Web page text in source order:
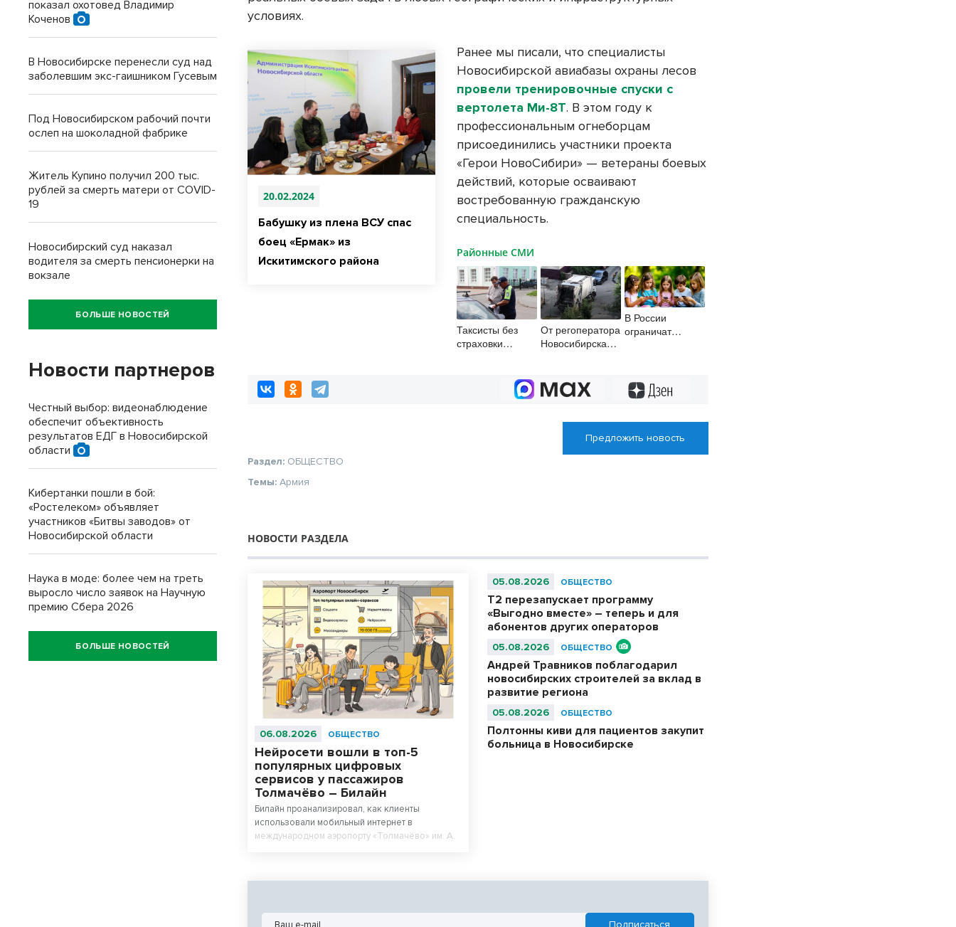
условиях.
20.02.2024
Бабушку из плена ВСУ спас
боец «Ермак» из
Искитимского района
Ранее мы писали, что специалисты
Новосибирской авиабазы охраны лесов
провели тренировочные спуски с
вертолета Ми-8Т. В этом году к
профессиональным огнеборцам
присоединились участники проекта
«Герои НовоСибири» — ветераны боевых
действий, которые осваивают
востребованную гражданскую
специальность.
Районные СМИ
Таксисты без
страховки
штрафы после
От регоператора
Новосибирска
на два
миллиарда
В России
ограничат
Предложить новость
Раздел: ОБЩЕСТВО
Темы:Армия
НОВОСТИ РАЗДЕЛА
06.08.2026 ОБЩЕСТВО
Нейросети вошли в топ-5
популярных цифровых
сервисов у пассажиров
Толмачёво – Билайн
Билайн проанализировал, как клиенты
использовали мобильный интернет в
международном аэропорту «Толмачёво» им. А.
активными пользователями нейросетей в
05.08.2026 ОБЩЕСТВО
Т2 перезапускает программу
«Выгодно вместе» – теперь и для
абонентов других операторов
05.08.2026 ОБЩЕСТВО
Андрей Травников поблагодарил
новосибирских строителей за вклад в
развитие региона
05.08.2026 ОБЩЕСТВО
Полтонны киви для пациентов закупит
больница в Новосибирске
показал охотовед Владимир
Коченов
В Новосибирске перенесли суд над
заболевшим экс-гаишником Гусевым
Под Новосибирском рабочий почти
ослеп на шоколадной фабрике
Житель Купино получил 200 тыс.
рублей за смерть матери от COVID-
19
Новосибирский суд наказал
водителя за смерть пенсионерки на
вокзале
БОЛЬШЕ НОВОСТЕЙ
Новости партнеров
Честный выбор: видеонаблюдение
обеспечит объективность
результатов ЕДГ в Новосибирской
области
Кибертанки пошли в бой:
«Ростелеком» объявляет
участников «Битвы заводов» от
Новосибирской области
Наука в моде: более чем на треть
выросло число заявок на Научную
премию Сбера 2026
БОЛЬШЕ НОВОСТЕЙ